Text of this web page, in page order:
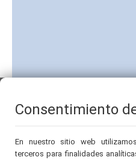
Consentimiento
En nuestro sitio web
terceros para finalidades